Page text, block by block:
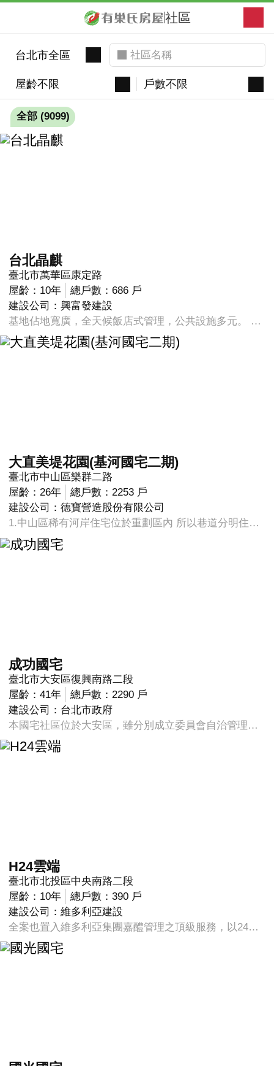
社區
台北市全區
屋齡不限 戶數不限
全部 (9099)
台北晶麒
臺北市萬華區康定路
屋齡：10年
總戶數：686 戶
建設公司：興富發建設
基地佔地寬廣，全天候飯店式管理，公共設施多元。 基地面積千坪，為萬華區目前僅有的大型推案，產品在此區具稀有性。 視野好，頂樓可觀賞360度景觀，東邊欣賞總統府與台北101、西邊遠眺淡水河、南邊有植物園、剝皮寮等古蹟、北邊有雙子星大樓。
大直美堤花園(基河國宅二期)
臺北市中山區樂群二路
屋齡：26年
總戶數：2253 戶
建設公司：德寶營造股份有限公司
1.中山區稀有河岸住宅位於重劃區內 所以巷道分明住戶素質齊一 2.中庭園藝造景美觀，步行5分鐘河濱公園近,鄰美麗華商圈購 物方便，濱江國中、國小學區就學方便,優質生活環境。
成功國宅
臺北市大安區復興南路二段
屋齡：41年
總戶數：2290 戶
建設公司：台北市政府
本國宅社區位於大安區，雖分別成立委員會自治管理，但仍由各區(中央區、南區、北區及西區)共同組成成功國宅社區一整體大環境，整個國宅社區所佔基地範圍廣闊，住戶眾多，是本市馳名之模範國宅。社區住戶為固守社會各階層之精英，人才輩出，人力資源豐沛；社區內有活動中心(中央區)開放住戶使用，成立有土風舞社、平劇社、花藝社、英語會話及書畫等社團，是活力旺盛的社區；每季定期舉辦郊遊，每年發放獎學金、敬老金、福利金及婚喜慶、急難救助．．．．等，以凝聚住戶感情，是富人情味的社區。生活機能完善，鄰近學區及各級學校有：建安國小、師院附小、立人小學、大安、仁愛等國中、和平高中、師大附中、國立師院、師大、臺大等等。較近之大型醫院有市立仁愛醫院，就醫便利。此外社區旁亦有成功臨時(傳統)市場，便利家庭主婦採購。值得一提的是社區內(中央區)有幼稚園、郵局、警察局(霹靂特勤小組)、超市、商店、圖書館（北區）、公教福利中心(北區)等設置；生活安全多一重保障、托兒、購物不必遠求，生活機能豐富多樣，為其他國宅社區無法比擬。區位環境優良，成功中央區中庭廣闊與西區連成一大型廣場，社區內之住戶每天步出家門，就置身在一個數千坪的社區庭園裏，晨曦中開始打太極拳、外丹功、香功、劍舞、羽毛球等等健身運動，白天可見成群幼童在兒童遊樂場或水池盡情嬉戲。社區內採對外人車隔離封閉式廣場，不必擔心車輛干擾，四周庭園請專家設計綠美化，市府又在社鋪置扇形磁磚，美侖美奐。社區內有幼稚園、郵局、警察局、超市、商店、圖書館、公教福利中心等，於臺北居，可說絕無僅有的。本社區較近之各級行政機關學校之設置有：大安地政事務所(http://www.tala.taipei.gov.tw/) 與本社區僅有一巷之隔（隔和平東路三段1巷），住戶洽領地政謄本資料十分便利；高等行政法院 (與地政所位同巷1號參考網址:http://www.judicial.gov.tw/JTPB/default.asp交通國營新建工程局大樓一二樓)；國立台北師範學院等等。成功北區僅有一棟，位成功西區北側，近四維路，自治管理方便。成功南區位中央區郵局設置處對面，樓層較低外觀形式較獨立，與中央區及西區有明顯不同，社區環境綠美化頗有成就。
H24雲端
臺北市北投區中央南路二段
屋齡：10年
總戶數：390 戶
建設公司：維多利亞建設
全案也置入維多利亞集團嘉醴管理之頂級服務，以24全時服務為概念，提供台北都會菁英更全方位、物超所值的需求滿足。 個案建物規劃19樓建築，並有800坪的峇里島風情景觀花園，步行至奇岩捷運站僅需約1~3分鐘，坪數規劃15、30 坪，標準層23戶，土地使用分區為第三種工業區。